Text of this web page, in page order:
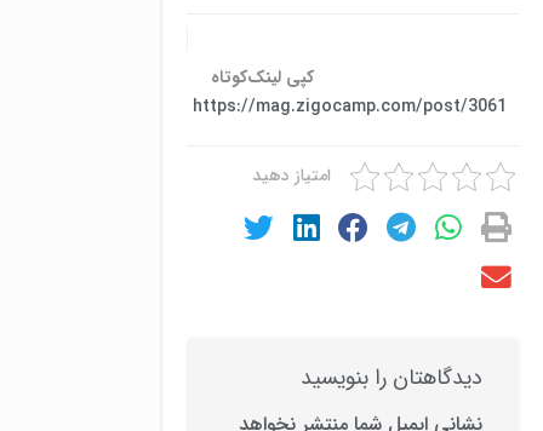
کپی لینک‌کوتاه
https://mag.zigocamp.com/post/3061
امتیاز دهید
دیدگاهتان را بنویسید
نشانی ایمیل شما منتشر نخواهد